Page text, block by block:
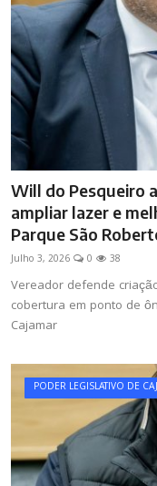
Will do Pesqueiro
ampliar lazer e
Parque São
Julho 3, 2026 0 38
Vereador defende
cobertura em ponto de
Cajamar
PODER LEGISLATIVO DE